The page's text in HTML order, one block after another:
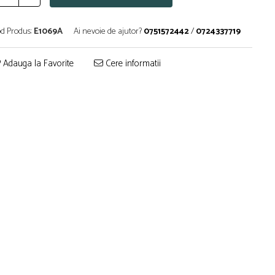
Produs:E1069A Ai nevoie de ajutor?0751572442/0724337719
Adauga la Favorite Cere informatii